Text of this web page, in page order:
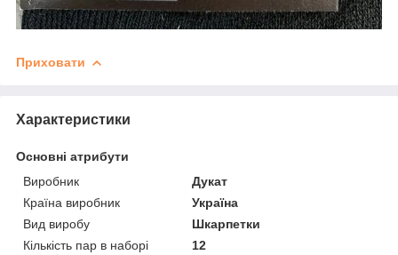
Приховати
Характеристики
Основні атрибути
Виробник
Дукат
Країна виробник
Україна
Вид виробу
Шкарпетки
Кількість пар в наборі
12